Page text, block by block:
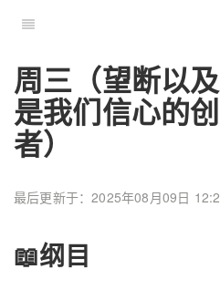
周三（望断以
是我们信心的
者）
最后更新于：2025年08月09日
📖纲目